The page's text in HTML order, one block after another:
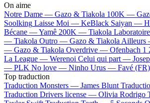
On aime
Notre Dame — Gazo & Tiakola 100K —
Soolking Laisse Moi — KeBlack Saiyan —
Bécane —Yamê 200K — Tiakola
— Tiakola Outro — Gazo & Tiakola
— Gazo & Tiakola Overdrive — Ofenbach 1
La League — Werenoi Celui qui part —
— PLK No love — Ninho Urus — Favé (FR)
Top traduction
Traduction Monsters — James Blunt
Traduction Drivers license — Olivia Rodrigo